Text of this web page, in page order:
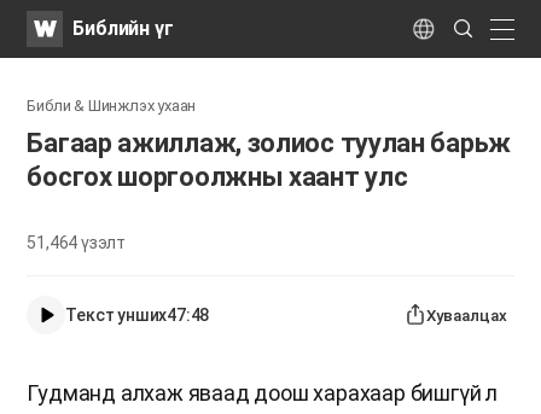
WATVБиблийн үг Language
Search
Submit
Библи & Шинжлэх ухаан
Багаар ажиллаж, золиос туулан барьж
босгох шоргоолжны хаант улс
51,464үзэлт
Текст унших47:48 Хуваалцах
Гудманд алхаж яваад доош харахаар бишгүй л